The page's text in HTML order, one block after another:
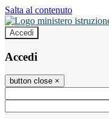
Salta al contenuto
Accedi
Accedi
button close ×